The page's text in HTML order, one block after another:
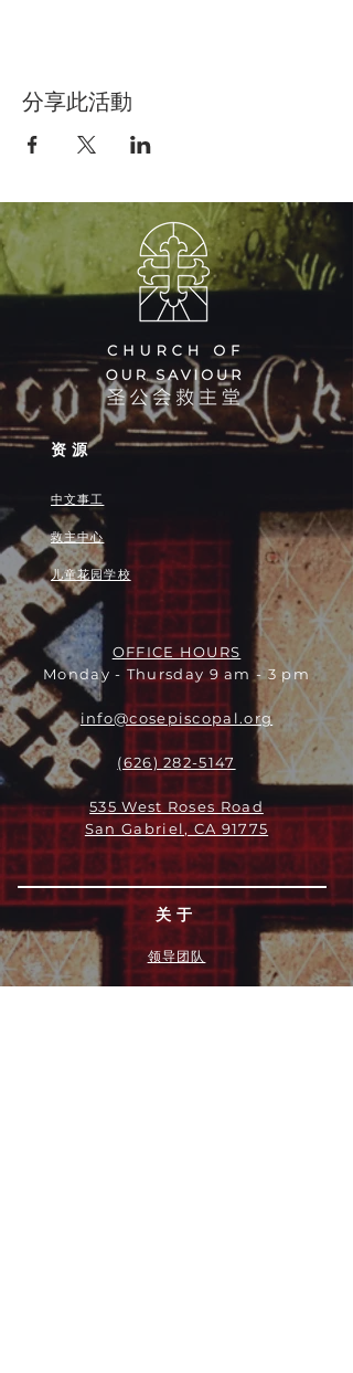
分享此活動
资源
中文事工
救主中心
儿童花园学校
OFFICE HOURS
Monday - Thursday 9 am - 3 pm
info@cosepiscopal.org
(626) 282-5147
535 West Roses Road
San Gabriel, CA 91775
关于
领导团队